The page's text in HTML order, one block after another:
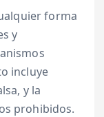
forma
y
incluye
y la
prohibidos.